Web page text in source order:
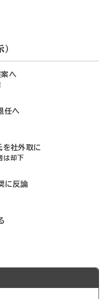
へ
任へ
を社外取に
は却下
に反論